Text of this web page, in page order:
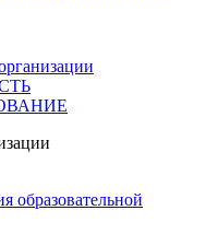
образовательной